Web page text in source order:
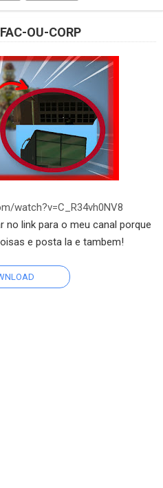
OU-CORP
watch?v=C_R34vh0NV8
para o meu canal porque
e posta la e tambem!